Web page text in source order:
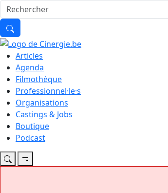
Articles
Agenda
Filmothèque
Professionnel·le·s
Organisations
Castings & Jobs
Boutique
Podcast